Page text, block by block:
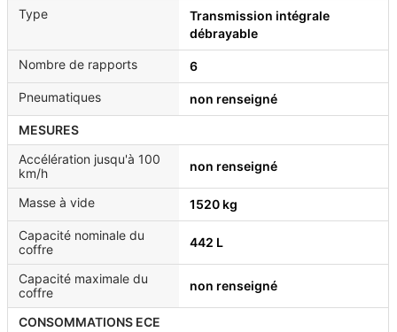
Type
Transmission intégrale
débrayable
Nombre de rapports 6
Pneumatiques non renseigné
MESURES
Accélération jusqu'à 100
km/h
non renseigné
Masse à vide 1520 kg
Capacité nominale du
coffre
442 L
Capacité maximale du
coffre
non renseigné
CONSOMMATIONS ECE